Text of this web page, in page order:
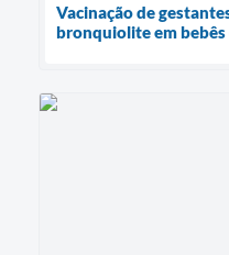
Vacinação de
bronquiolite em bebês